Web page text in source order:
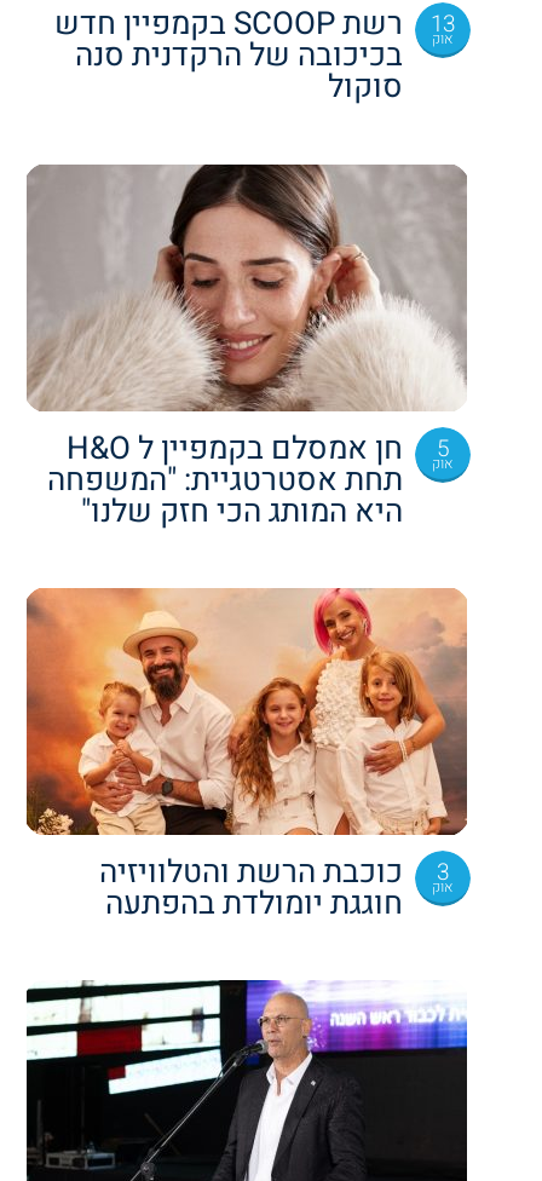
13
אוק רשת SCOOP בקמפיין חדש
בכיכובה של הרקדנית סנה
סוקול
5
אוק חן אמסלם בקמפיין ל H&O
תחת אסטרטגיית: "המשפחה
היא המותג הכי חזק שלנו"
3
אוק כוכבת הרשת והטלוויזיה
חוגגת יומולדת בהפתעה